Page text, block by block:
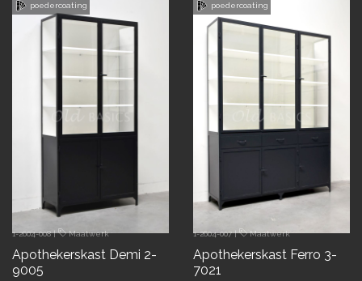
poedercoating
1-2604-008| Maatwerk
Apothekerskast Demi 2-
9005
poedercoating
1-2604-007| Maatwerk
Apothekerskast Ferro 3-
7021